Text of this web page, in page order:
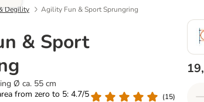
Degility
Agility Fun & Sport Sprungring
& Sport
Ø ca. 55 cm
from zero to 5: 4.7/5
(15)